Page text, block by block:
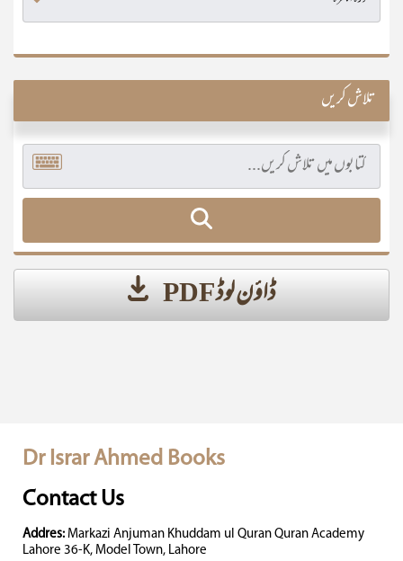
تلاش کریں
ڈاؤن لوڈ PDF
Dr Israr Ahmed Books
Contact Us
Addres: Markazi Anjuman Khuddam ul Quran Quran Academy
Lahore 36-K, Model Town, Lahore